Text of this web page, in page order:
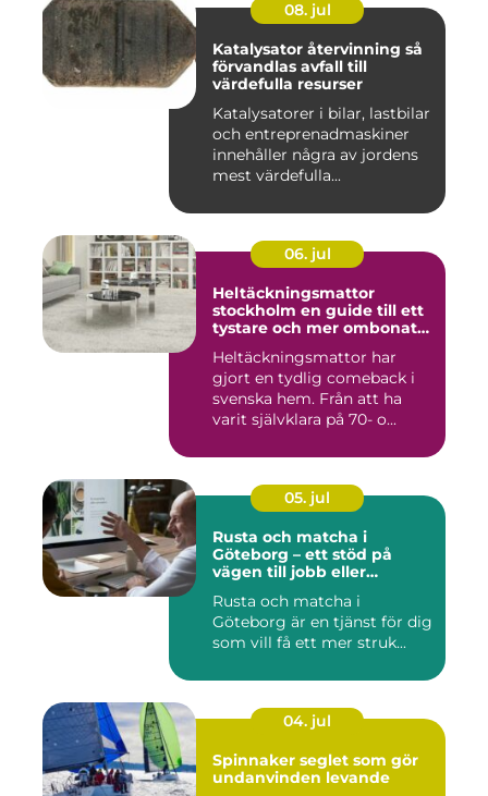
08. jul
Katalysator återvinning så
förvandlas avfall till
värdefulla resurser
Katalysatorer i bilar, lastbilar
och entreprenadmaskiner
innehåller några av jordens
mest värdefulla...
06. jul
Heltäckningsmattor
stockholm en guide till ett
tystare och mer ombonat
Heltäckningsmattor har
gjort en tydlig comeback i
svenska hem. Från att ha
varit självklara på 70- o...
05. jul
Rusta och matcha i
Göteborg – ett stöd på
vägen till jobb eller
Rusta och matcha i
Göteborg är en tjänst för dig
som vill få ett mer struk...
04. jul
Spinnaker seglet som gör
undanvinden levande